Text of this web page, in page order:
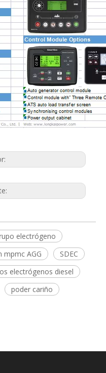
electrógeno
mpmc AGG
SDEC
electrógenos diesel
poder cariño